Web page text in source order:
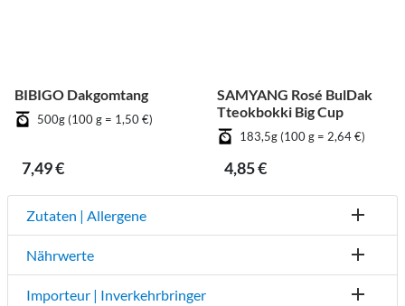
BIBIGO Dakgomtang
500g (100 g = 1,50 €)
7,49 €
SAMYANG Rosé BulDak
Tteokbokki Big Cup
183,5g (100 g = 2,64 €)
4,85 €
Zutaten | Allergene
Nährwerte
Importeur | Inverkehrbringer